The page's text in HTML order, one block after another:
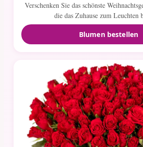
Verschenken Sie das schönste
die das Zuhause zum Leuchten
Blumen bestellen